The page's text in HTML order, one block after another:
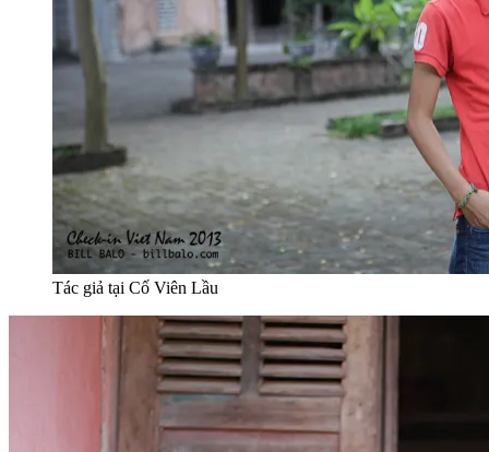
Tác giả tại Cố Viên Lầu